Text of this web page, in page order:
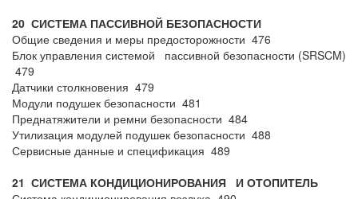
20 СИСТЕМА ПАССИВНОЙ БЕЗОПАСНОСТИ
Общие сведения и меры предосторожности 476
Блок управления системой пассивной безопасности (SRSCM)
479
Датчики столкновения 479
Модули подушек безопасности 481
Преднатяжители и ремни безопасности 484
Утилизация модулей подушек безопасности 488
Сервисные данные и спецификация 489
21 СИСТЕМА КОНДИЦИОНИРОВАНИЯ И ОТОПИТЕЛЬ